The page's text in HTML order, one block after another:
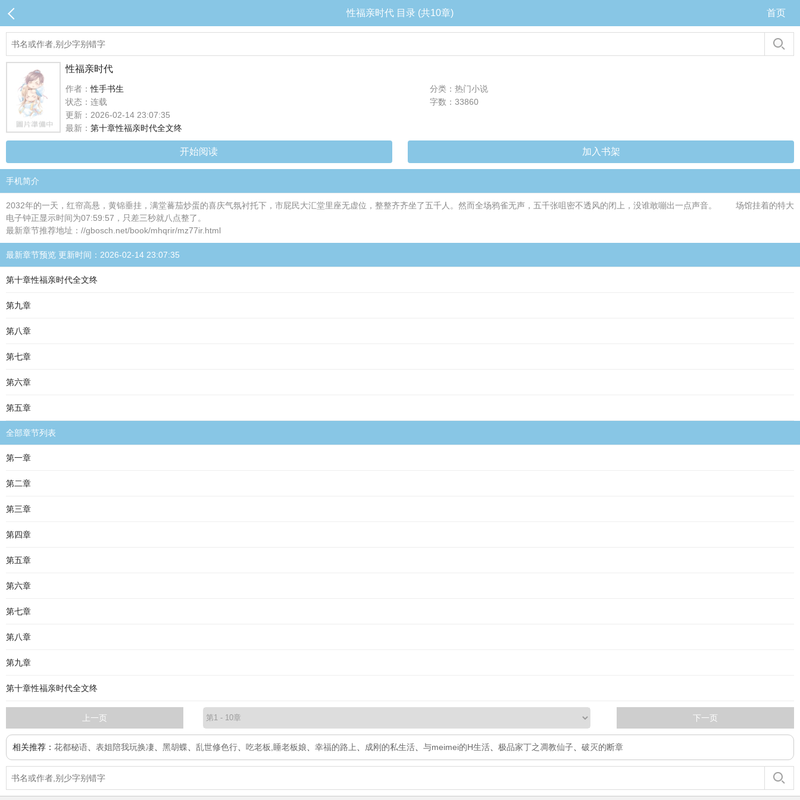
性福亲时代 目录 (共10章) 首页
性福亲时代
作者：性手书生
分类：热门小说
状态：连载
字数：33860
更新：2026-02-14 23:07:35
最新： 第十章性福亲时代全文终
开始阅读 加入书架
手机简介
2032年的一天，红帘高悬，黄锦垂挂，满堂蕃茄炒蛋的喜庆气氛衬托下，市屁民大汇堂里座无虚位，整整齐齐坐了五千人。然而全场鸦雀无声，五千张咀密不透风的闭上，没谁敢嘣出一点声音。 场馆挂着的特大
电子钟正显示时间为07:59:57，只差三秒就八点整了。
最新章节推荐地址：//gbosch.net/book/mhqrir/mz77ir.html
最新章节预览 更新时间：2026-02-14 23:07:35
第十章性福亲时代全文终
第九章
第八章
第七章
第六章
第五章
全部章节列表
第一章
第二章
第三章
第四章
第五章
第六章
第七章
第八章
第九章
第十章性福亲时代全文终
上一页 下一页
相关推荐： 花都秘语 表姐陪我玩换凄 黑胡蝶 乱世修色行 吃老板,睡老板娘 幸福的路上 成刚的私生活 与meimei的H生活 极品家丁之凋教仙子 破灭的断章